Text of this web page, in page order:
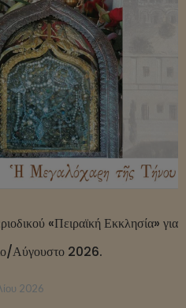
«Πειραϊκή Εκκλησία» για
Αύγουστο 2026.
2026